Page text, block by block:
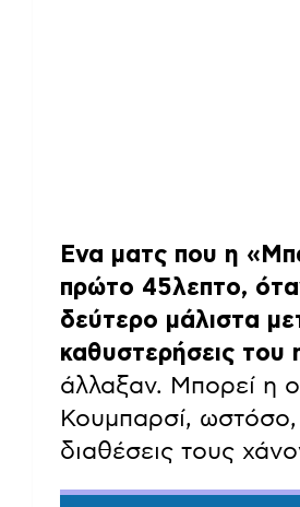
Ενα ματς που η
πρώτο 45λεπτο,
δεύτερο μάλιστα
καθυστερήσεις του
άλλαξαν. Μπορεί η
Κουμπαρσί, ωστόσο,
διαθέσεις τους